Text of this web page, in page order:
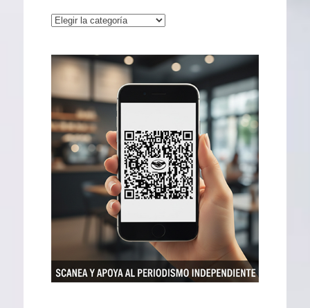
Categorías